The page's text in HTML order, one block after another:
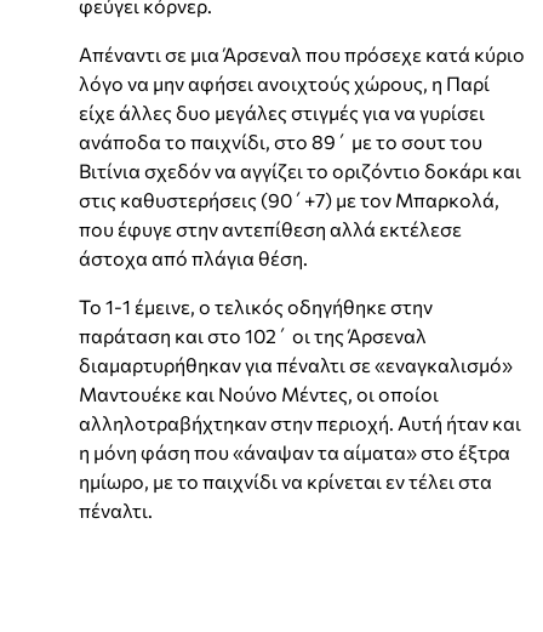
φεύγει κόρνερ.
Απέναντι σε μια Άρσεναλ που πρόσεχε κατά κύριο
λόγο να μην αφήσει ανοιχτούς χώρους, η Παρί
είχε άλλες δυο μεγάλες στιγμές για να γυρίσει
ανάποδα το παιχνίδι, στο 89΄ με το σουτ του
Βιτίνια σχεδόν να αγγίζει το οριζόντιο δοκάρι και
στις καθυστερήσεις (90΄+7) με τον Μπαρκολά,
που έφυγε στην αντεπίθεση αλλά εκτέλεσε
άστοχα από πλάγια θέση.
Το 1-1 έμεινε, ο τελικός οδηγήθηκε στην
παράταση και στο 102΄ οι της Άρσεναλ
διαμαρτυρήθηκαν για πέναλτι σε «εναγκαλισμό»
Μαντουέκε και Νούνο Μέντες, οι οποίοι
αλληλοτραβήχτηκαν στην περιοχή. Αυτή ήταν και
η μόνη φάση που «άναψαν τα αίματα» στο έξτρα
ημίωρο, με το παιχνίδι να κρίνεται εν τέλει στα
πέναλτι.